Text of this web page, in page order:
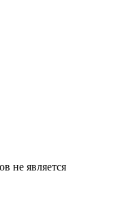
не является